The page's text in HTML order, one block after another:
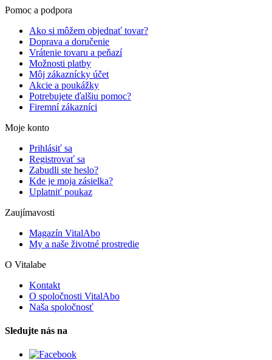
Pomoc a podpora
Ako si môžem objednať tovar?
Doprava a doručenie
Vrátenie tovaru a peňazí
Možnosti platby
Môj zákaznícky účet
Akcie a poukážky
Potrebujete ďalšiu pomoc?
Firemní zákazníci
Moje konto
Prihlásiť sa
Registrovať sa
Zabudli ste heslo?
Kde je moja zásielka?
Uplatniť poukaz
Zaujímavosti
Magazín VitalAbo
My a naše životné prostredie
O Vitalabe
Kontakt
O spoločnosti VitalAbo
Naša spoločnosť
Sledujte nás na